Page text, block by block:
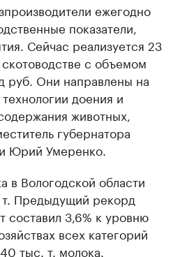
ежегодно
показатели,
Сейчас реализуется 23
с объемом
руб. Они направлены на
доения и
животных,
губернатора
Юрий Умеренко.
в Вологодской области
Предыдущий рекорд
составил 3,6% к уровню
всех категорий
тыс. т. молока.